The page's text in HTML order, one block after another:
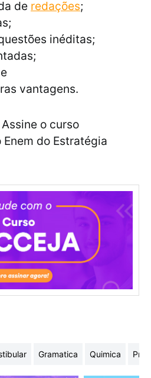
de redações;
inéditas;
vantagens.
o curso
do Estratégia
Gramatica Quimica